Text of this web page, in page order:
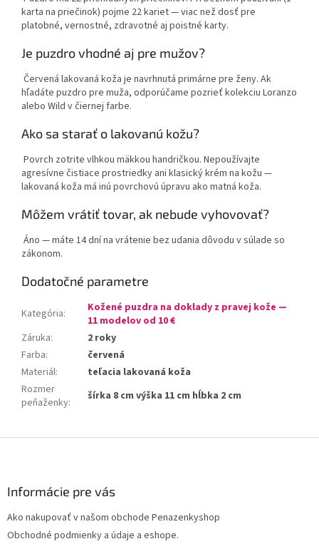
karta na priečinok) pojme 22 kariet — viac než dosť pre
platobné, vernostné, zdravotné aj poistné karty.
Je puzdro vhodné aj pre mužov?
Červená lakovaná koža je navrhnutá primárne pre ženy. Ak
hľadáte puzdro pre muža, odporúčame pozrieť kolekciu Loranzo
alebo Wild v čiernej farbe.
Ako sa starať o lakovanú kožu?
Povrch zotrite vlhkou mäkkou handričkou. Nepoužívajte
agresívne čistiace prostriedky ani klasický krém na kožu —
lakovaná koža má inú povrchovú úpravu ako matná koža.
Môžem vrátiť tovar, ak nebude vyhovovať?
Áno — máte 14 dní na vrátenie bez udania dôvodu v súlade so
zákonom.
Dodatočné parametre
Kategória:
Kožené puzdra na doklady z pravej kože —
11 modelov od 10 €
Záruka:
2 roky
Farba:
červená
Materiál:
teľacia lakovaná koža
Rozmer
peňaženky: šírka 8 cm výška 11 cm hĺbka 2 cm
Informácie pre vás
Ako nakupovať v našom obchode Penazenkyshop
Obchodné podmienky a údaje a eshope.